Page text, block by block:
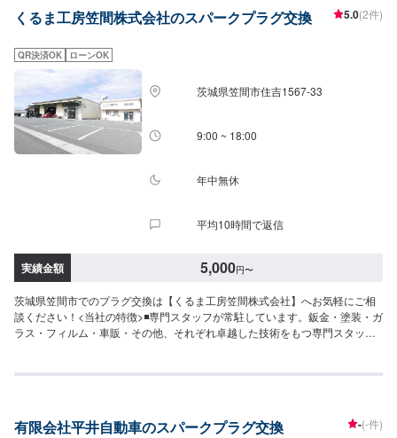
くるま工房笠間株式会社のスパークプラグ交換 5.0(2件)
QR決済OK ローンOK
茨城県笠間市住吉1567-33
9:00 ~ 18:00
年中無休
平均10時間で返信
実績金額 5,000円〜
茨城県笠間市でのプラグ交換は【くるま工房笠間株式会社】へお気軽にご相
談ください！<当社の特徴>◾専門スタッフが常駐しています。鈑金・塗装・ガ
ラス・フィルム・車販・その他、それぞれ卓越した技術をもつ専門スタッフ
は保証します。◾土・日・祝も営業してるのでお客様がお休みでも見積・修理
>★お安く済ませたい…★お時間があまり取れない…などのご相談もお気軽に
有限会社平井自動車のスパークプラグ交換 -(-件)